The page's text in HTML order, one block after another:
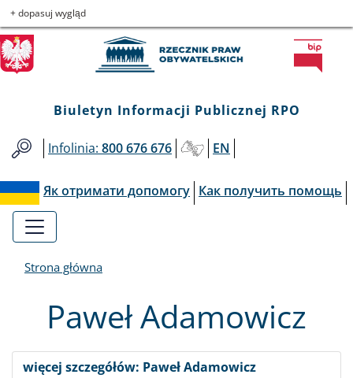
Przejdź
do
menu
głównego
Przejdź
do
treści
Przejdź
to
informacji
o
Przejdź
do
mapy
serwisu
Biuletyn
Informacji
Publicznej
RPO
+ dopasuj wygląd
Biuletyn Informacji Publicznej RPO
Infolinia: 800 676 676 EN
Як отримати допомогу Как получить помощь
Strona główna
Paweł Adamowicz
więcej szczegółów: Paweł Adamowicz